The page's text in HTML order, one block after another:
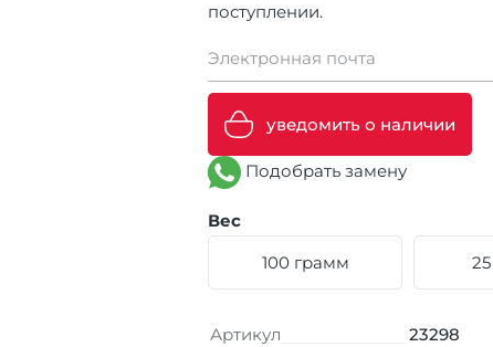
поступлении.
Электронная почта
уведомить о наличии
Подобрать замену
Вес
100 грамм
Артикул
23298